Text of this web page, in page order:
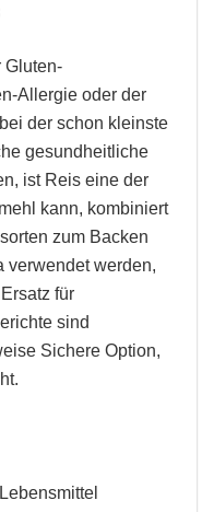
Gluten-
Allergie oder der
der schon kleinste
gesundheitliche
ist Reis eine der
kann, kombiniert
zum Backen
verwendet werden,
für
sind
Sichere Option,